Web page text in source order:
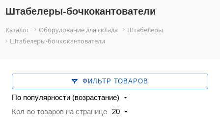
Штабелеры-бочкокантователи
Каталог Оборудование для склада
Штабелеры
Штабелеры-бочкокантователи
ФИЛЬТР ТОВАРОВ
По популярности (возрастание)
Кол-во товаров на странице
20